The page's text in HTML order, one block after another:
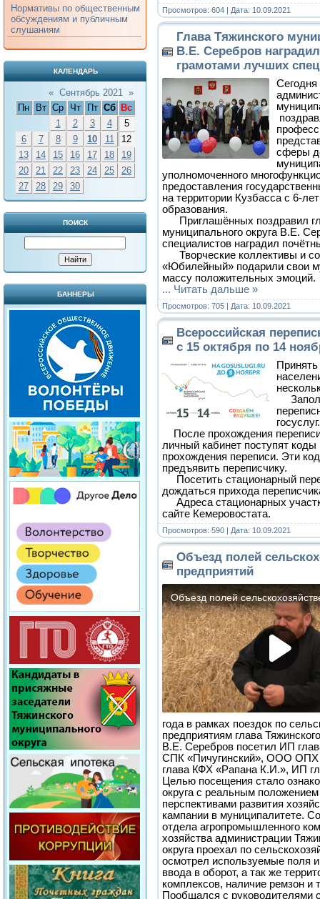
Нормативы по общественным
обсуждениям и публичным
слушаниям
КАЛЕНДАРЬ
« Сентябрь 2021 »
Пн
Вт Ср Чт Пт Сб
Вс
1
2 3 4
5
6
7 8 9 10 11
12
13
14 15 16 17 18
19
20
21 22 23 24 25
26
27
28 29 30
ПОИСК
БАННЕРЫ
Просмотров: 604 | Дата: 10.09.2021
Глава Тяжинского
В.Е. Серебров
грамотами лучших
Сегодня
сферы
уполномоченного
предоставления
на территории Кузбасса с 6-
образования.
Приглашённых поздравил
муниципального округа В.Е.
специалистов наградил
Творческие коллективы и
«Юбилейный» подарили свои
массу положительных эмоций.
... Читать дальше »
Просмотров: 705 | Дата: 10.09.2021
Всероссийская
с 15 октября по 14
После прохождения переписи
личный кабинет поступят
прохождения переписи. Эти
предъявить переписчику.
Посетить стационарный
дождаться прихода
Адреса стационарных
сайте Кемеровостата.
Просмотров: 590 | Дата: 10.09.2021
Объезд полей
предприятий
года в рамках поездок по
предприятиям глава
В.Е. Серебров посетил ИП
СПК «Пичугинский», ООО ОПХ
глава КФХ «Рапана К.И.», ИП
Целью посещения стало
округа с реальным положением
перспективами развития
кампании в муниципалитете.
отдела агропромышленного
хозяйства администрации
округа проехал по
осмотрел используемые поля
ввода в оборот, а так же
комплексов, наличие ремзон и
Пообщался с руководителями